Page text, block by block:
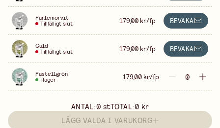
Pärlemorvit
Tillfälligt slut 179,00 kr/fp BEVAKA
Guld
Tillfälligt slut 179,00 kr/fp BEVAKA
Pastellgrön
I lager 179,00 kr/fp
ANTAL:0 stTOTAL:0 kr
LÄGG VALDA I VARUKORG